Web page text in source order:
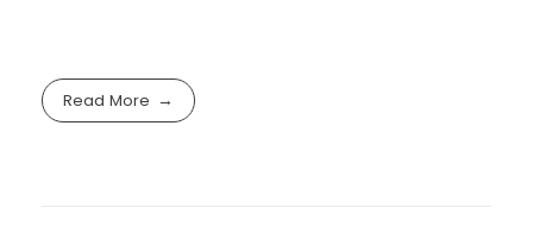
Read More